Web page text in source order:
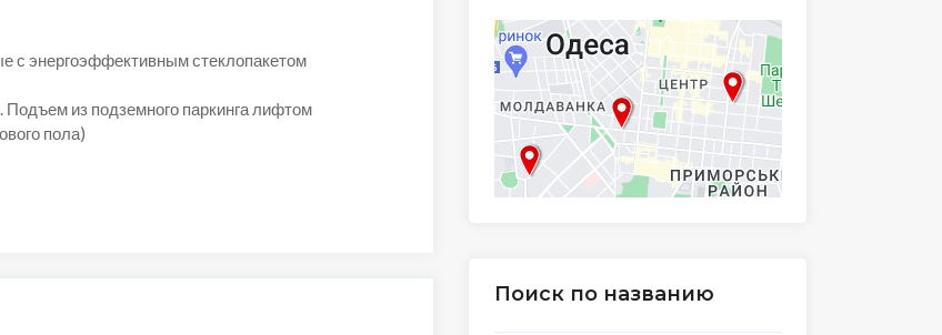
с энергоэффективным стеклопакетом
из подземного паркинга лифтом
пола)
Поиск по названию